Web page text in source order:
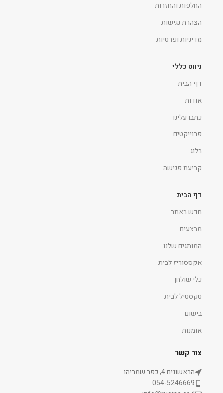
החלפות והחזרות
הצהרת נגישות
מדיניות ופרטיות
ניווט כללי
דף הבית
אודות
כתבו עלינו
פרוייקטים
בלוג
קביעת פגישה
דף הבית
חדש באתר
מבצעים
המותגים שלנו
אקססוריז לבית
כלי שולחן
טקסטיל לבית
בישום
אומנות
צור קשר
הראשונים 4, כפר שמריהו
054-5246669